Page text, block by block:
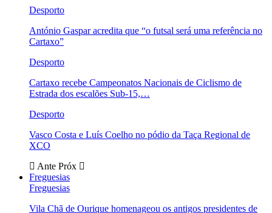
Desporto
António Gaspar acredita que “o futsal será uma referência no
Cartaxo”
Desporto
Cartaxo recebe Campeonatos Nacionais de Ciclismo de
Estrada dos escalões Sub-15,…
Desporto
Vasco Costa e Luís Coelho no pódio da Taça Regional de
XCO
Ante Próx
Freguesias
Freguesias
Vila Chã de Ourique homenageou os antigos presidentes de